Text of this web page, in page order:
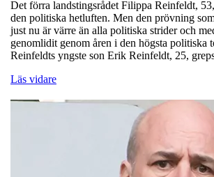
Det förra landstingsrådet Filippa Reinfeldt,
den politiska hetluften. Men den prövning
just nu är värre än alla politiska strider och
genomlidit genom åren i den högsta politiska
Reinfeldts yngste son Erik Reinfeldt, 25,
Läs vidare